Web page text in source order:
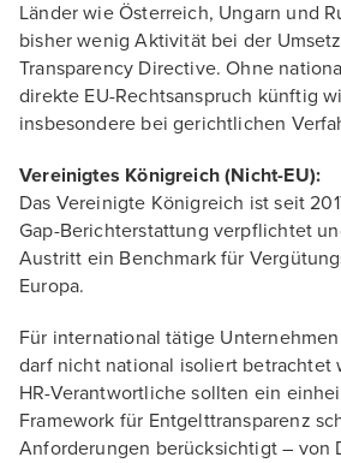
Länder wie Österreich, Ungarn und
bisher wenig Aktivität bei der
Transparency Directive. Ohne
direkte EU-Rechtsanspruch künftig
insbesondere bei gerichtlichen
Vereinigtes Königreich (Nicht-EU):
Das Vereinigte Königreich ist seit
Gap-Berichterstattung verpflichtet
Austritt ein Benchmark für
Europa.
Für international tätige
darf nicht national isoliert betrachtet
HR-Verantwortliche sollten ein
Framework für Entgelttransparenz
Anforderungen berücksichtigt – von